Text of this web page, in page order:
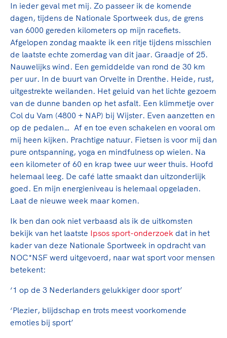
hier richting aan en is dus een belangrijk
onderdeel van het clubbeleid rondom gewenst en
ongewenst gedrag.
Lees verder
In ieder geval met mij. Zo passeer ik de komende
dagen, tijdens de Nationale Sportweek dus, de grens
van 6000 gereden kilometers op mijn racefiets.
Afgelopen zondag maakte ik een ritje tijdens misschien
de laatste echte zomerdag van dit jaar. Graadje of 25.
Nauwelijks wind. Een gemiddelde van rond de 30 km
per uur. In de buurt van Orvelte in Drenthe. Heide, rust,
uitgestrekte weilanden. Het geluid van het lichte gezoem
van de dunne banden op het asfalt. Een klimmetje over
Col du Vam (4800 + NAP) bij Wijster. Even aanzetten en
op de pedalen… Af en toe even schakelen en vooral om
mij heen kijken. Prachtige natuur. Fietsen is voor mij dan
pure ontspanning, yoga en mindfulness op wielen. Na
een kilometer of 60 en krap twee uur weer thuis. Hoofd
helemaal leeg. De café latte smaakt dan uitzonderlijk
goed. En mijn energieniveau is helemaal opgeladen.
Laat de nieuwe week maar komen.
Ik ben dan ook niet verbaasd als ik de uitkomsten
bekijk van het laatste Ipsos sport-onderzoek dat in het
kader van deze Nationale Sportweek in opdracht van
NOC*NSF werd uitgevoerd, naar wat sport voor mensen
betekent:
‘1 op de 3 Nederlanders gelukkiger door sport’
‘Plezier, blijdschap en trots meest voorkomende
emoties bij sport’